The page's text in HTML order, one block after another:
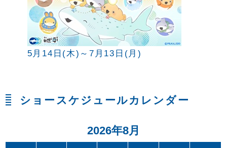
5月14日(木)～7月13日(月)
ショースケジュールカレンダー
2026年8月